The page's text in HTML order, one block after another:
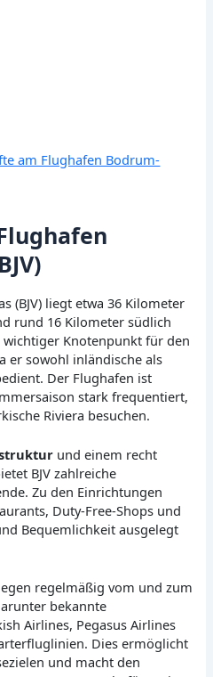
am Flughafen Bodrum-
(BJV) liegt etwa 36 Kilometer
rund 16 Kilometer südlich
wichtiger Knotenpunkt für den
er sowohl inländische als
Der Flughafen ist
stark frequentiert,
Riviera besuchen.
und einem recht
BJV zahlreiche
Zu den Einrichtungen
Duty-Free-Shops und
Bequemlichkeit ausgelegt
regelmäßig vom und zum
bekannte
Airlines, Pegasus Airlines
Dies ermöglicht
und macht den